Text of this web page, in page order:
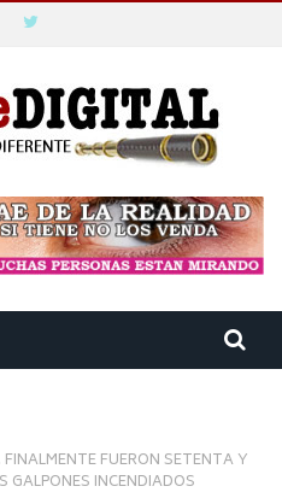
FINALMENTE FUERON SETENTA Y
GALPONES INCENDIADOS